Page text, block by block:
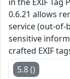
0.6.21 allows
service (out-of-
sensitive
crafted EXIF
5.8 ()